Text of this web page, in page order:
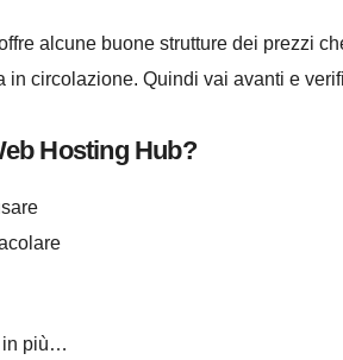
alcune buone strutture dei prezzi
in circolazione. Quindi vai avanti e
Hosting Hub?
in più…